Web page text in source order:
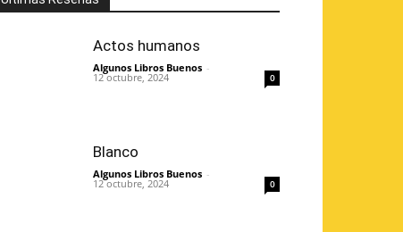
Actos humanos
Algunos Libros Buenos -
12 octubre, 2024 0
Blanco
Algunos Libros Buenos -
12 octubre, 2024 0